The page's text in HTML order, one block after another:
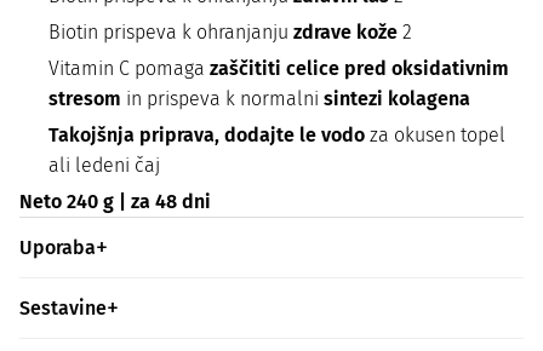
Biotin prispeva k ohranjanju zdrave kože 2
Vitamin C pomaga zaščititi celice pred oksidativnim
stresom in prispeva k normalni sintezi kolagena
Takojšnja priprava, dodajte le vodo za okusen topel
ali ledeni čaj
Neto 240 g | za 48 dni
Uporaba
Sestavine